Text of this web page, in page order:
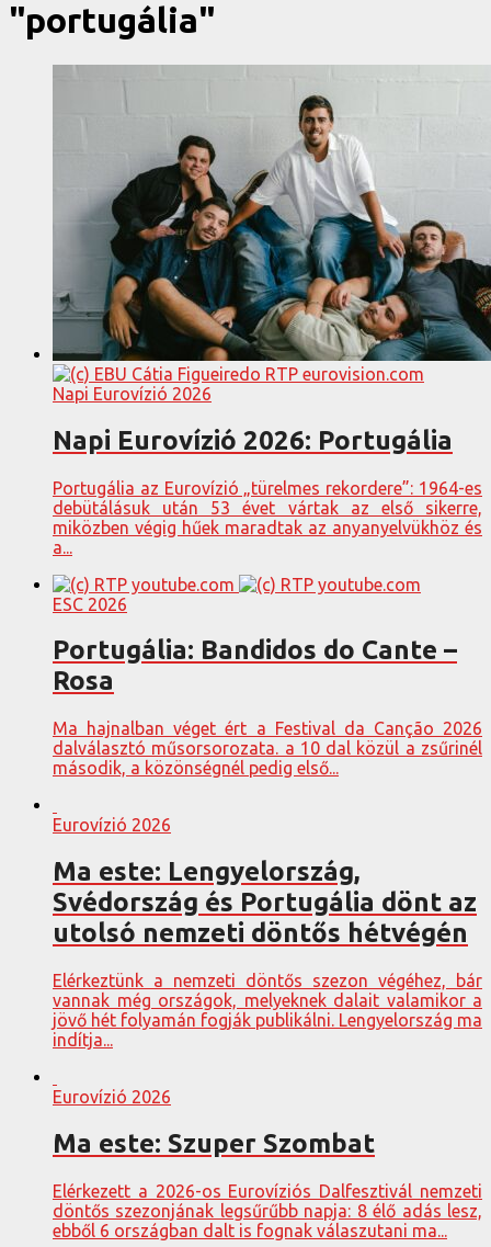
"portugália"
Napi Eurovízió 2026
Napi Eurovízió 2026: Portugália
Portugália az Eurovízió „türelmes rekordere”: 1964-es
debütálásuk után 53 évet vártak az első sikerre,
miközben végig hűek maradtak az anyanyelvükhöz és
a...
ESC 2026
Portugália: Bandidos do Cante –
Rosa
Ma hajnalban véget ért a Festival da Canção 2026
dalválasztó műsorsorozata. a 10 dal közül a zsűrinél
második, a közönségnél pedig első...
Eurovízió 2026
Ma este: Lengyelország,
Svédország és Portugália dönt az
utolsó nemzeti döntős hétvégén
Elérkeztünk a nemzeti döntős szezon végéhez, bár
vannak még országok, melyeknek dalait valamikor a
jövő hét folyamán fogják publikálni. Lengyelország ma
indítja...
Eurovízió 2026
Ma este: Szuper Szombat
Elérkezett a 2026-os Eurovíziós Dalfesztivál nemzeti
döntős szezonjának legsűrűbb napja: 8 élő adás lesz,
ebből 6 országban dalt is fognak válaszutani ma...